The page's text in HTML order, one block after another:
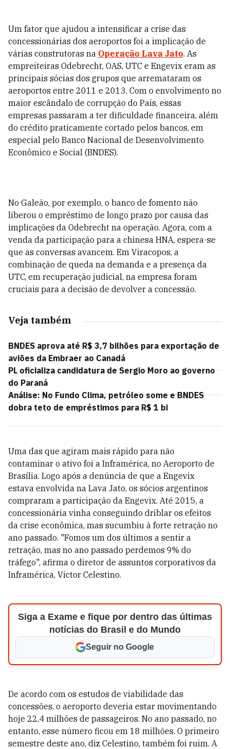
Um fator que ajudou a intensificar a crise das
concessionárias dos aeroportos foi a implicação de
várias construtoras na Operação Lava Jato. As
empreiteiras Odebrecht, OAS, UTC e Engevix eram as
principais sócias dos grupos que arremataram os
aeroportos entre 2011 e 2013. Com o envolvimento no
maior escândalo de corrupção do País, essas
empresas passaram a ter dificuldade financeira, além
do crédito praticamente cortado pelos bancos, em
especial pelo Banco Nacional de Desenvolvimento
Econômico e Social (BNDES).
No Galeão, por exemplo, o banco de fomento não
liberou o empréstimo de longo prazo por causa das
implicações da Odebrecht na operação. Agora, com a
venda da participação para a chinesa HNA, espera-se
que as conversas avancem. Em Viracopos, a
combinação de queda na demanda e a presença da
UTC, em recuperação judicial, na empresa foram
cruciais para a decisão de devolver a concessão.
Veja também
BNDES aprova até R$ 3,7 bilhões para exportação de
aviões da Embraer ao Canadá
PL oficializa candidatura de Sergio Moro ao governo
do Paraná
Análise: No Fundo Clima, petróleo some e BNDES
dobra teto de empréstimos para R$ 1 bi
Uma das que agiram mais rápido para não
contaminar o ativo foi a Inframérica, no Aeroporto de
Brasília. Logo após a denúncia de que a Engevix
estava envolvida na Lava Jato, os sócios argentinos
compraram a participação da Engevix. Até 2015, a
concessionária vinha conseguindo driblar os efeitos
da crise econômica, mas sucumbiu à forte retração no
ano passado. "Fomos um dos últimos a sentir a
retração, mas no ano passado perdemos 9% do
tráfego", afirma o diretor de assuntos corporativos da
Inframérica, Victor Celestino.
Siga a Exame e fique por dentro das últimas
notícias do Brasil e do Mundo
Seguir no Google
De acordo com os estudos de viabilidade das
concessões, o aeroporto deveria estar movimentando
hoje 22,4 milhões de passageiros. No ano passado, no
entanto, esse número ficou em 18 milhões. O primeiro
semestre deste ano, diz Celestino, também foi ruim. A